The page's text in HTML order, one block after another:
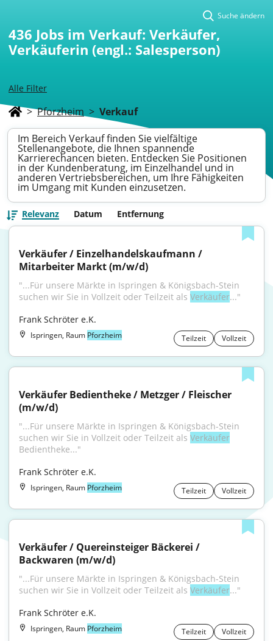
Alle Filter
Suche ändern
436 Jobs im Verkauf: Verkäufer,
Verkäuferin (engl.: Salesperson)
> Pforzheim > Verkauf
Im Bereich Verkauf finden Sie vielfältige
Stellenangebote, die Ihnen spannende
Karrierechancen bieten. Entdecken Sie Positionen
in der Kundenberatung, im Einzelhandel und in
anderen Vertriebsbereichen, um Ihre Fähigkeiten
im Umgang mit Kunden einzusetzen.
Relevanz Datum Entfernung
Verkäufer / Einzelhandelskaufmann /
Mitarbeiter Markt (m/w/d)
"...Für unsere Märkte in Ispringen & Königsbach-Stein
suchen wir Sie in Vollzeit oder Teilzeit als Verkäufer..."
Frank Schröter e.K.
Ispringen, Raum Pforzheim Teilzeit Vollzeit
Verkäufer Bedientheke / Metzger / Fleischer
(m/w/d)
"...Für unsere Märkte in Ispringen & Königsbach-Stein
suchen wir Sie in Vollzeit oder Teilzeit als Verkäufer
Bedientheke..."
Frank Schröter e.K.
Ispringen, Raum Pforzheim Teilzeit Vollzeit
Verkäufer / Quereinsteiger Bäckerei /
Backwaren (m/w/d)
"...Für unsere Märkte in Ispringen & Königsbach-Stein
suchen wir Sie in Vollzeit oder Teilzeit als Verkäufer..."
Frank Schröter e.K.
Ispringen, Raum Pforzheim Teilzeit Vollzeit